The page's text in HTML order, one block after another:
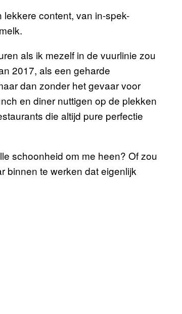
content, van in-spek-
als ik mezelf in de vuurlinie zou
2017, als een geharde
dan zonder het gevaar voor
en diner nuttigen op de plekken
die altijd pure perfectie
schoonheid om me heen? Of zou
binnen te werken dat eigenlijk